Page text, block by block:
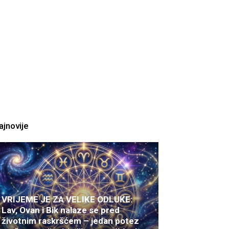
VRIJEME JE ZA VELIKE ODLUKE:
Lav, Ovan i Bik nalaze se pred
životnim raskršćem – jedan potez